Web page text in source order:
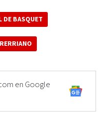
DE BASQUET
en Google